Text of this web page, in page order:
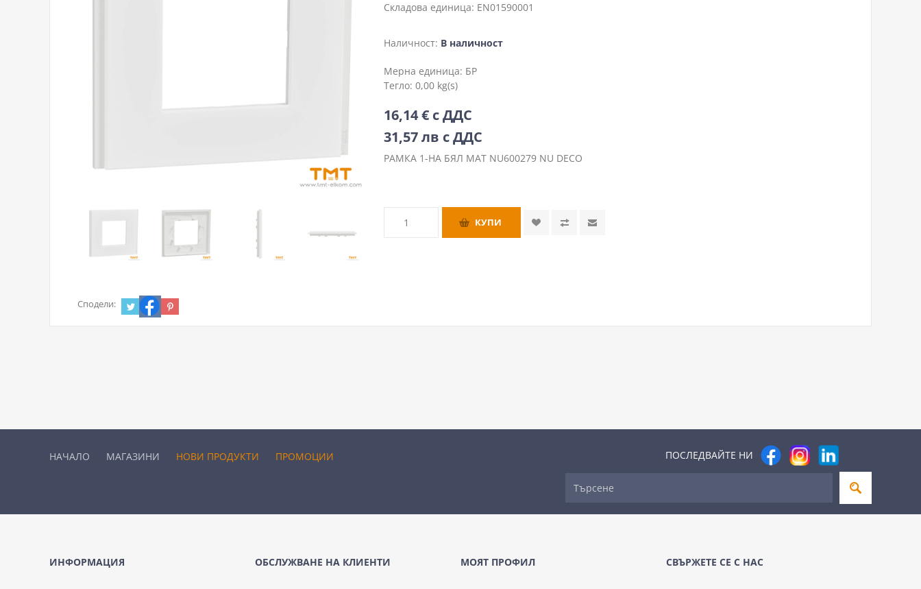
Складова единица: EN01590001
Наличност: В наличност
Мерна единица: БР
Тегло:0,00 kg(s)
16,14 € с ДДС
31,57 лв с ДДС
РАМКА 1-НА БЯЛ МАТ NU600279 NU DECO
Сподели:
ПОСЛЕДВАЙТЕ НИ
НАЧАЛО МАГАЗИНИ НОВИ ПРОДУКТИ ПРОМОЦИИ
ИНФОРМАЦИЯ ОБСЛУЖВАНЕ НА КЛИЕНТИ МОЯТ ПРОФИЛ СВЪРЖЕТЕ СЕ С НАС